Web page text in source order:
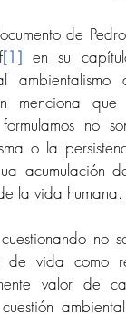
de
[1] en su
menciona
no
o la
la vida humana.
no
de vida como
valor de